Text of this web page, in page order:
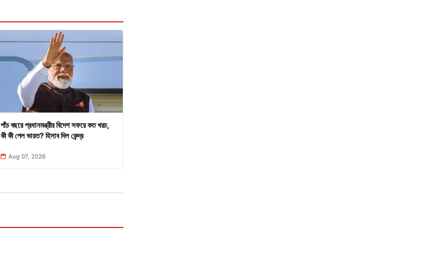
পাঁচ বছরে প্রধানমন্ত্রীর বিদেশ সফরে কত খরচ,
কী কী পেল ভারত? হিসাব দিল কেন্দ্র
Aug 07, 2026